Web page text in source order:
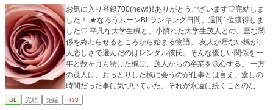
お気に入り登録700(new❗️)⇧ありがとうございます♡完結しま
した！ ★なろうムーンBLランキング日間、週間1位獲得しま
した♡ 平凡な大学生楓と、小慣れた大学生茂人との、歪な関
係を終わらせるところから始まる物語。 友人が居ない楓が、
人恋しさで選んだのはレンタル彼氏。そんな優しい関係を一
年と数ヶ月も続けた楓は、茂人からの卒業を決心する。 一方
の茂人は、おっとりした楓に会うのが仕事とは言え、癒しの
時間だった事に気づいていた。それが永遠に続くことのない
関係だと気付かされた茂人のとった行動は。 不器用な恋をし
BL 完結 短編 R18